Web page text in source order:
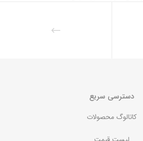
دسترسی سریع
کاتالوگ محصولات